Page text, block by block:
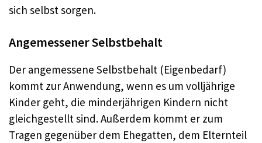
sich selbst sorgen.
Angemessener Selbstbehalt
Der angemessene Selbstbehalt (Eigenbedarf)
kommt zur Anwendung, wenn es um volljährige
Kinder geht, die minderjährigen Kindern nicht
gleichgestellt sind. Außerdem kommt er zum
Tragen gegenüber dem Ehegatten, dem Elternteil